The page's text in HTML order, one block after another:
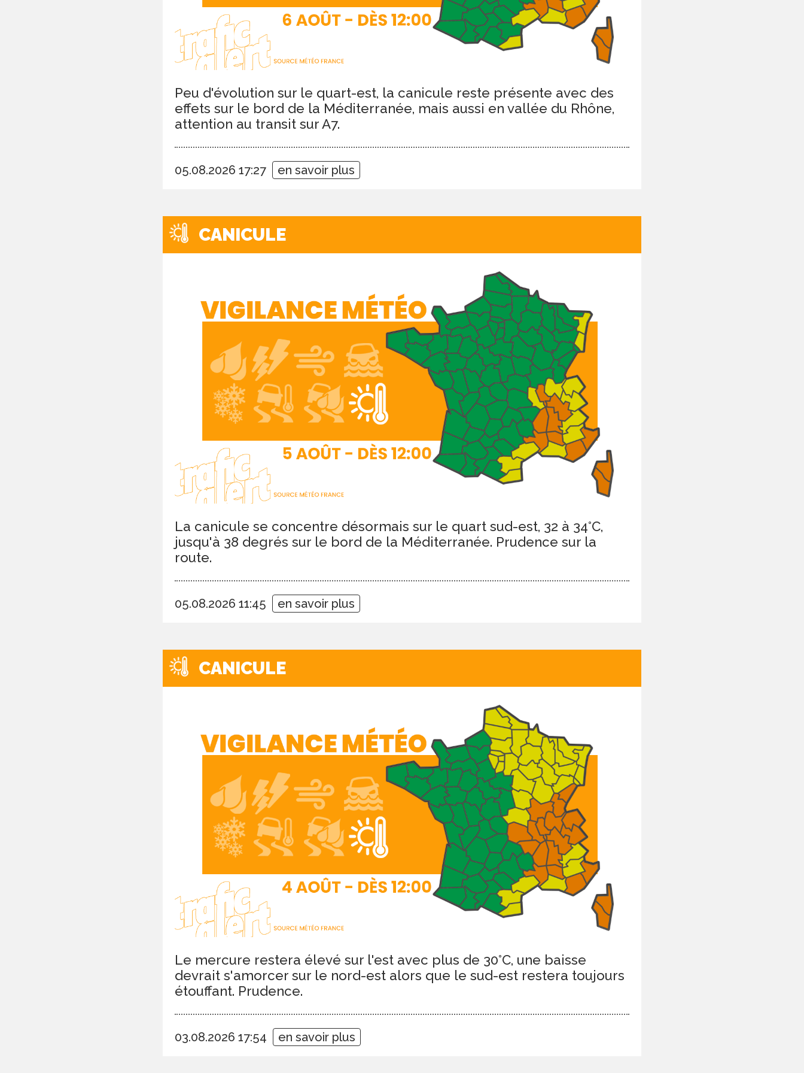
Peu d'évolution sur le quart-est, la canicule reste présente avec des
effets sur le bord de la Méditerranée, mais aussi en vallée du Rhône,
attention au transit sur A7.
05.08.2026 17:27 en savoir plus
CANICULE
La canicule se concentre désormais sur le quart sud-est, 32 à 34°C,
jusqu'à 38 degrés sur le bord de la Méditerranée. Prudence sur la
route.
05.08.2026 11:45 en savoir plus
CANICULE
Le mercure restera élevé sur l'est avec plus de 30°C, une baisse
devrait s'amorcer sur le nord-est alors que le sud-est restera toujours
étouffant. Prudence.
03.08.2026 17:54 en savoir plus